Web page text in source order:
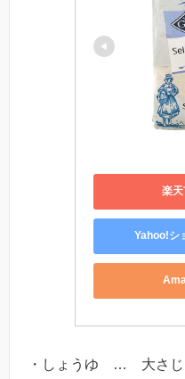
楽
Yahoo!シ
・しょうゆ … 大さじ